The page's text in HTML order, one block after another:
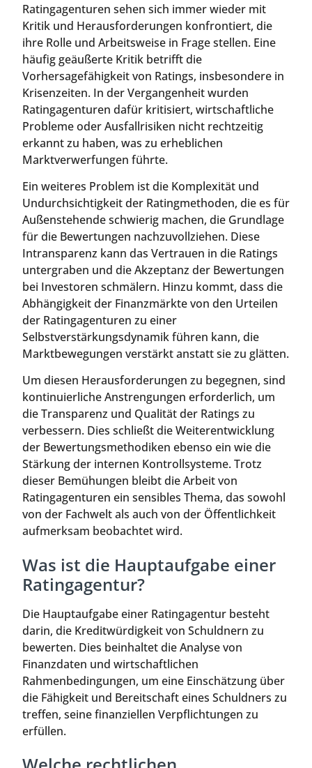
Ratingagenturen sehen sich immer wieder mit
Kritik und Herausforderungen konfrontiert, die
ihre Rolle und Arbeitsweise in Frage stellen. Eine
häufig geäußerte Kritik betrifft die
Vorhersagefähigkeit von Ratings, insbesondere in
Krisenzeiten. In der Vergangenheit wurden
Ratingagenturen dafür kritisiert, wirtschaftliche
Probleme oder Ausfallrisiken nicht rechtzeitig
erkannt zu haben, was zu erheblichen
Marktverwerfungen führte.
Ein weiteres Problem ist die Komplexität und
Undurchsichtigkeit der Ratingmethoden, die es für
Außenstehende schwierig machen, die Grundlage
für die Bewertungen nachzuvollziehen. Diese
Intransparenz kann das Vertrauen in die Ratings
untergraben und die Akzeptanz der Bewertungen
bei Investoren schmälern. Hinzu kommt, dass die
Abhängigkeit der Finanzmärkte von den Urteilen
der Ratingagenturen zu einer
Selbstverstärkungsdynamik führen kann, die
Marktbewegungen verstärkt anstatt sie zu glätten.
Um diesen Herausforderungen zu begegnen, sind
kontinuierliche Anstrengungen erforderlich, um
die Transparenz und Qualität der Ratings zu
verbessern. Dies schließt die Weiterentwicklung
der Bewertungsmethodiken ebenso ein wie die
Stärkung der internen Kontrollsysteme. Trotz
dieser Bemühungen bleibt die Arbeit von
Ratingagenturen ein sensibles Thema, das sowohl
von der Fachwelt als auch von der Öffentlichkeit
aufmerksam beobachtet wird.
Was ist die Hauptaufgabe einer
Ratingagentur?
Die Hauptaufgabe einer Ratingagentur besteht
darin, die Kreditwürdigkeit von Schuldnern zu
bewerten. Dies beinhaltet die Analyse von
Finanzdaten und wirtschaftlichen
Rahmenbedingungen, um eine Einschätzung über
die Fähigkeit und Bereitschaft eines Schuldners zu
treffen, seine finanziellen Verpflichtungen zu
erfüllen.